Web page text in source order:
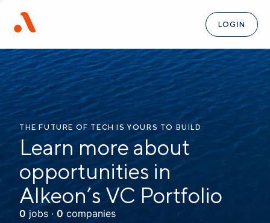
LOGIN
THE FUTURE OF TECH IS YOURS TO BUILD
Learn more about
opportunities in
Alkeon’s VC Portfolio
0 jobs · 0 companies